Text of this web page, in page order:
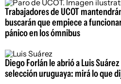
Trabajadores de UCOT
buscarán que empiece a
pánico en los ómnibus
Diego Forlán le abrió a Luis
selección uruguaya: mirá lo que